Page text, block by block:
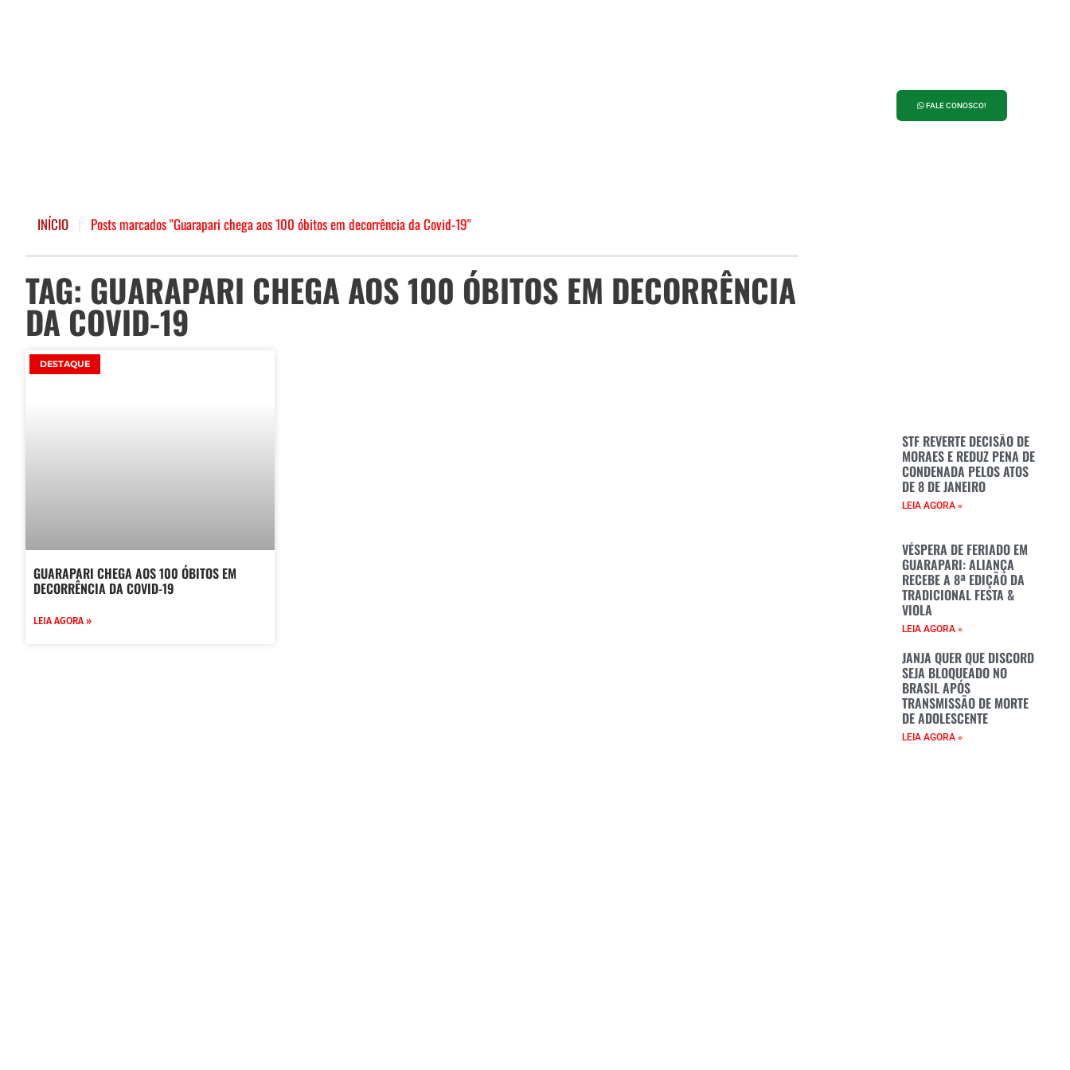
FALE CONOSCO!
INÍCIO Posts marcados "Guarapari chega aos 100 óbitos em decorrência da Covid-19"
TAG: GUARAPARI CHEGA AOS 100 ÓBITOS EM DECORRÊNCIA
DA COVID-19
DESTAQUE
GUARAPARI CHEGA AOS 100 ÓBITOS EM
DECORRÊNCIA DA COVID-19
LEIA AGORA »
STF REVERTE DECISÃO DE
MORAES E REDUZ PENA DE
CONDENADA PELOS ATOS
DE 8 DE JANEIRO
LEIA AGORA »
VÉSPERA DE FERIADO EM
GUARAPARI: ALIANÇA
RECEBE A 8ª EDIÇÃO DA
TRADICIONAL FESTA &
VIOLA
LEIA AGORA »
JANJA QUER QUE DISCORD
SEJA BLOQUEADO NO
BRASIL APÓS
TRANSMISSÃO DE MORTE
DE ADOLESCENTE
LEIA AGORA »